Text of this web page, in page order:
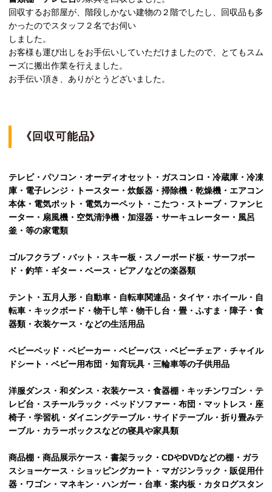
回収するお部屋が、階段しかない建物の２階でしたし、回収品も多
かったのでスタッフ２名でお伺い
しました。
お客様も運び出しをお手伝いしていただけましたので、とてもスム
ーズに搬出作業を行えました。
お手伝い頂き、ありがとうどざいました。
《回収可能品》
テレビ・パソコン・オーディオセット・ガスコンロ・冷蔵庫・冷凍
庫・電子レンジ・トースター・炊飯器・掃除機・乾燥機・エアコン
本体・電気ポット・電気カーペット・こたつ・ストーブ・ファンヒ
ーター・扇風機・空気清浄機・加湿器・サーキュレーター・風呂
釜・等の家電類
ゴルフクラブ・バット・スキー板・スノーボード板・サーフボー
ド・釣竿・ギター・ベース・ピアノなどの楽器類
テント・五月人形・自動車・自転車関連品・タイヤ・ホイール・自
転車・キックボード・物干し竿・物干し台・畳・ふすま・障子・食
器類・衣装ケース・などの生活用品
ベビーベッド・ベビーカー・ベビーバス・ベビーチェア・チャイル
ドシート・ベビー用布団・知育玩具・三輪車等の子供用品
洋服ダンス・和ダンス・衣装ケース・食器棚・キッチンワゴン・テ
レビ台・スチールラック・ベッドソファー・布団・マットレス・座
椅子・学習机・ダイニングテーブル・サイドテーブル・折り畳みテ
ーブル・カラーボックスなどの寝具や家具類
商品棚・商品展示ケース・書架ラック・CDやDVDなどの棚・ガラ
スショーケース・ショッピングカート・マガジンラック・販促用什
器・ワゴン・マネキン・ハンガー・台車・案内板・カタログスタン